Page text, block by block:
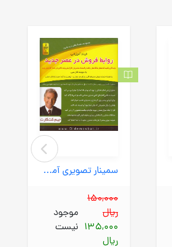
سمینار تصویری آموزشی روابط فروش در عصر جدید (دیدمثبت) جعبه ای
150,000
ریال
135,000
ریال
موجود
نیست